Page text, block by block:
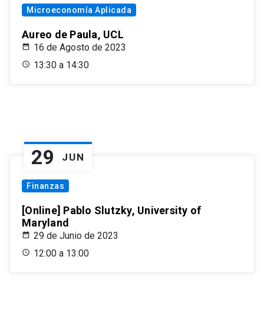
Microeconomía Aplicada
Aureo de Paula, UCL
16 de Agosto de 2023
13:30 a 14:30
29 JUN
Finanzas
[Online] Pablo Slutzky, University of
Maryland
29 de Junio de 2023
12:00 a 13:00